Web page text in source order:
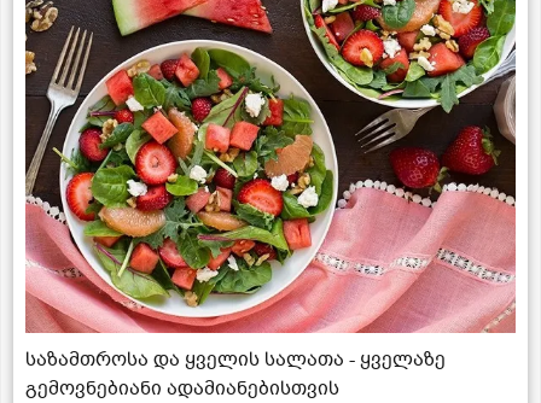
საზამთროსა და ყველის სალათა - ყველაზე
გემოვნებიანი ადამიანებისთვის